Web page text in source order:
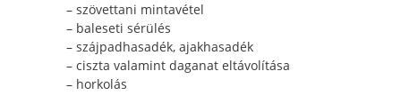
– szövettani mintavétel
– baleseti sérülés
– szájpadhasadék, ajakhasadék
– ciszta valamint daganat eltávolítása
– horkolás